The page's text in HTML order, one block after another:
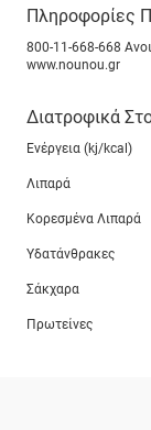
Πληροφορίες
800-11-668-668
www.nounou.gr
Διατροφικά
Ενέργεια (kj/kcal)
Λιπαρά
Κορεσμένα Λιπαρά
Υδατάνθρακες
Σάκχαρα
Πρωτείνες